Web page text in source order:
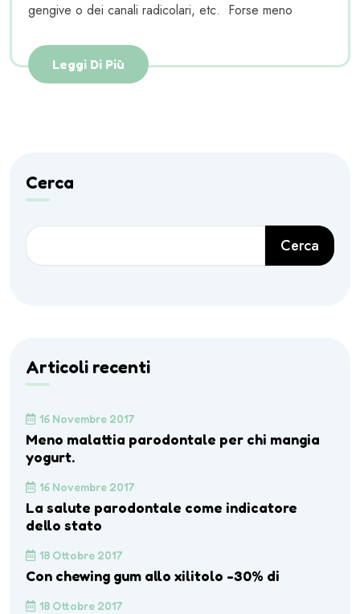
gengive o dei canali radicolari, etc. Forse meno
Leggi Di Più
Cerca
Cerca
Articoli recenti
16 Novembre 2017
Meno malattia parodontale per chi mangia
yogurt.
16 Novembre 2017
La salute parodontale come indicatore
dello stato
18 Ottobre 2017
Con chewing gum allo xilitolo -30% di
18 Ottobre 2017